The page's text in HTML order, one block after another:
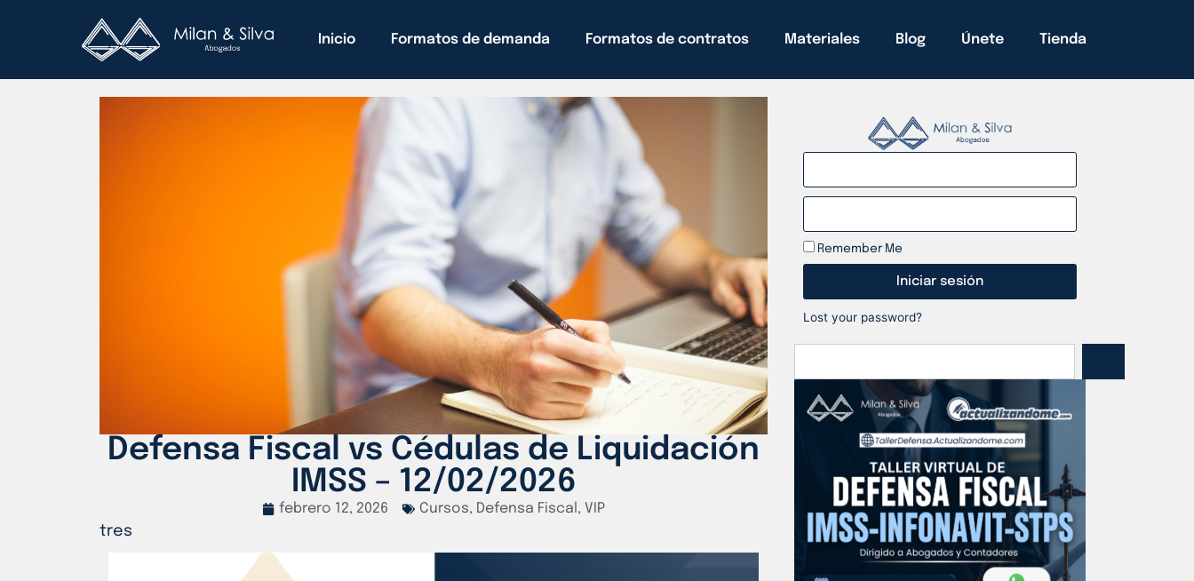
Inicio Formatos de demanda Formatos de contratos Materiales Blog Únete Tienda
Defensa Fiscal vs Cédulas de Liquidación
IMSS – 12/02/2026
febrero 12, 2026 Cursos, Defensa Fiscal , VIP
tres
Remember Me
Iniciar sesión
Lost your password?